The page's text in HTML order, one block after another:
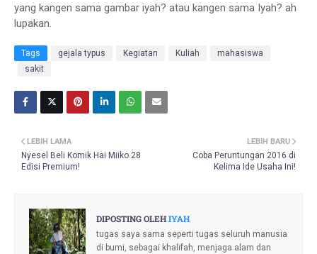
yang kangen sama gambar iyah? atau kangen sama Iyah? ah
lupakan.
Tags gejala typus Kegiatan Kuliah
mahasiswa
sakit
LEBIH BARU
Coba Peruntungan 2016 di
Kelima Ide Usaha Ini!
LEBIH LAMA
Nyesel Beli Komik Hai Miiko 28
Edisi Premium!
DIPOSTING OLEHIYAH
tugas saya sama seperti tugas seluruh manusia
di bumi, sebagai khalifah, menjaga alam dan